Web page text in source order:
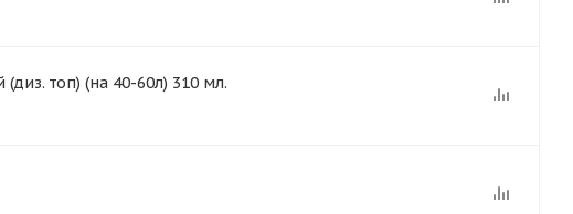
топ) (на 40-60л) 310 мл.